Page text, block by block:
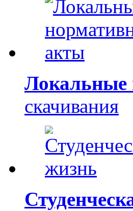
Локальные
скачивания